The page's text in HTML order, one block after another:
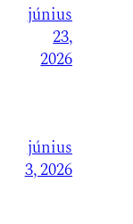
június
23,
2026
június
3, 2026